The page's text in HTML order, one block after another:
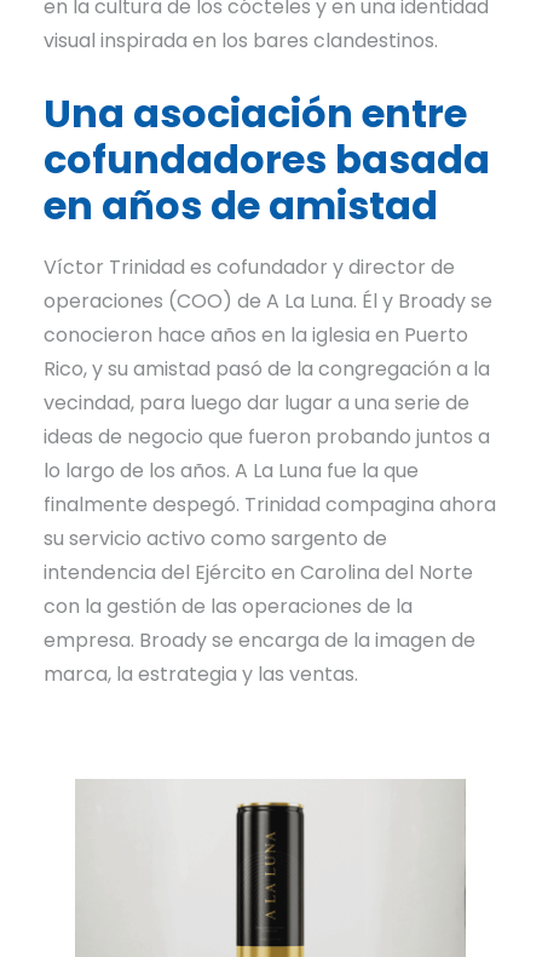
en la cultura de los cócteles y en una identidad
visual inspirada en los bares clandestinos.
Una asociación entre
cofundadores basada
en años de amistad
Víctor Trinidad es cofundador y director de
operaciones (COO) de A La Luna. Él y Broady se
conocieron hace años en la iglesia en Puerto
Rico, y su amistad pasó de la congregación a la
vecindad, para luego dar lugar a una serie de
ideas de negocio que fueron probando juntos a
lo largo de los años. A La Luna fue la que
finalmente despegó. Trinidad compagina ahora
su servicio activo como sargento de
intendencia del Ejército en Carolina del Norte
con la gestión de las operaciones de la
empresa. Broady se encarga de la imagen de
marca, la estrategia y las ventas.